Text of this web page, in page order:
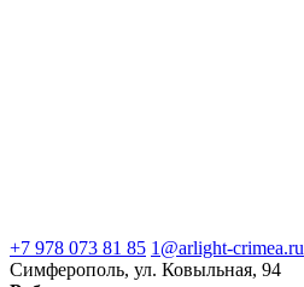
+7 978 073 81 85 1@arlight-crimea.ru
Симферополь, ул. Ковыльная, 94